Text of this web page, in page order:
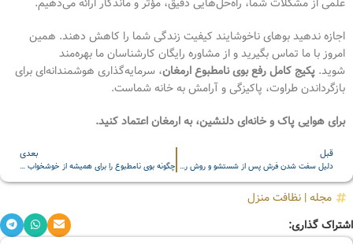
اجازه ندهید بوهای ناخوشایند کیفیت زندگی شما را کاهش دهند. همین
امروز با ما تماس بگیرید و از مشاوره رایگان کارشناسان ما بهره‌مند
شوید. پکیج کامل رفع بوی نامطبوع ارمغان، سرمایه‌گذاری هوشمندانه‌ای برای
بازگرداندن طراوت، پاکیزگی و آرامش به خانه شماست.
برای هوایی پاک و خانه‌ای دلنشین، به ارمغان اعتماد کنید.
قبل
دلیل سفت شدن فرش پس از شستشو و روش رفع آن
بعدی
چگونه بوی نامطبوع را برای همیشه از خوشخواب خود حذف کنیم؟
مجله| نظافت منزل
اشتراک گذاری: